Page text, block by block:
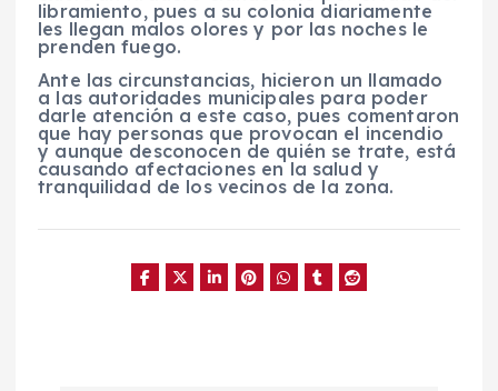
libramiento, pues a su colonia diariamente
les llegan malos olores y por las noches le
prenden fuego.
Ante las circunstancias, hicieron un llamado
a las autoridades municipales para poder
darle atención a este caso, pues comentaron
que hay personas que provocan el incendio
y aunque desconocen de quién se trate, está
causando afectaciones en la salud y
tranquilidad de los vecinos de la zona.